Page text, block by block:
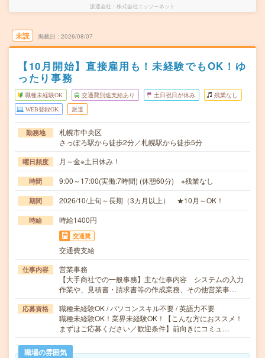
派遣会社 株式会社ニッソーネット
未読 掲載日 2026/08/07
【10月開始】直接雇用も！未経験でもOK！ゆ
ったり事務
職種未経験OK 交通費別途支給あり 土日祝日が休み 残業なし
WEB登録OK 派遣
勤務地
札幌市中央区
さっぽろ駅から徒歩2分／札幌駅から徒歩5分
曜日頻度 月～金※土日休み！
時間 9:00～17:00(実働:7時間) (休憩60分) ※残業なし
期間 2026/10/上旬～長期（3カ月以上） ★10月～OK！
時給 時給1400円
交通費
交通費支給
仕事内容
営業事務
【大手商社での一般事務】主な仕事内容 システムの入力
作業や、見積書・請求書等の作成業務、その他営業事…
応募資格
職種未経験OK / パソコンスキル不要 / 英語力不要
職種未経験OK！業界未経験OK！【こんな方におススメ！
まずはご応募ください／歓迎条件】前向きにコミュ…
職場の雰囲気